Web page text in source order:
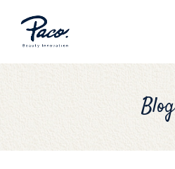
Blog